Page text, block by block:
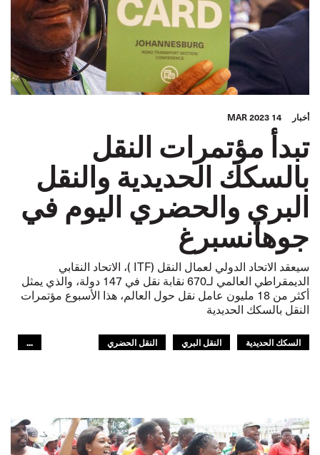
أخبار 14 MAR 2023
تبدأ مؤتمرات النقل
بالسكك الحديدية والنقل
البري والحضري اليوم في
جوهانسبرغ
سيعقد الاتحاد الدولي لعمال النقل (ITF )، الاتحاد النقابي
الديمقراطي العالمي لـ670 نقابة نقل في 147 دولة، والذي يمثل
أكثر من 18 مليون عامل نقل حول العالم، هذا الأسبوع مؤتمرات
النقل بالسكك الحديدية
السكك الحديدية النقل البري
النقل الحضري
...